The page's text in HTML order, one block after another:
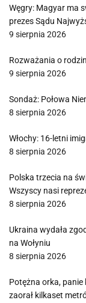
Węgry: Magyar ma
prezes Sądu
9 sierpnia 2026
Rozważania o
9 sierpnia 2026
Sondaż: Połowa
8 sierpnia 2026
Włochy: 16-letni
8 sierpnia 2026
Polska trzecia na
Wszyscy nasi
8 sierpnia 2026
Ukraina wydała
na Wołyniu
8 sierpnia 2026
Potężna orka,
zaorał kilkaset